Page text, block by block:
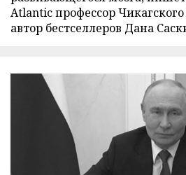
Atlantic профессор
автор бестселлеров Дана